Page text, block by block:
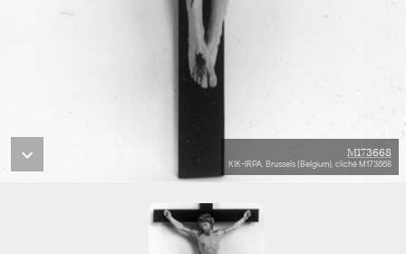
M173668
KIK-IRPA, Brussels (Belgium), cliché M173668